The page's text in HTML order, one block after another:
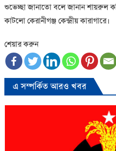
শুভেচ্ছা জানাতো বলে জানান শায়রুল
কাটলো কেরানীগঞ্জ কেন্দ্রীয় কারাগারে।
শেয়ার করুন
এ সম্পর্কিত আরও খবর